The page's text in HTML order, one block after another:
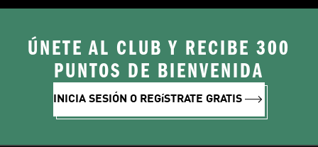
ÚNETE AL CLUB Y RECIBE 300
PUNTOS DE BIENVENIDA
INICIA SESIÓN O REGíSTRATE GRATIS